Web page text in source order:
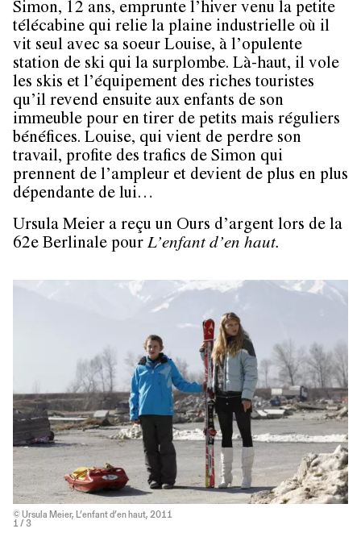
Simon, 12 ans, emprunte l’hiver venu la petite
télécabine qui relie la plaine industrielle où il
vit seul avec sa soeur Louise, à l’opulente
station de ski qui la surplombe. Là-haut, il vole
les skis et l’équipement des riches touristes
qu’il revend ensuite aux enfants de son
immeuble pour en tirer de petits mais réguliers
bénéfices. Louise, qui vient de perdre son
travail, profite des trafics de Simon qui
prennent de l’ampleur et devient de plus en plus
dépendante de lui…
Ursula Meier a reçu un Ours d’argent lors de la
62e Berlinale pour L’enfant d’en haut.
© Ursula Meier, L’enfant d’en haut, 2011
1 / 3